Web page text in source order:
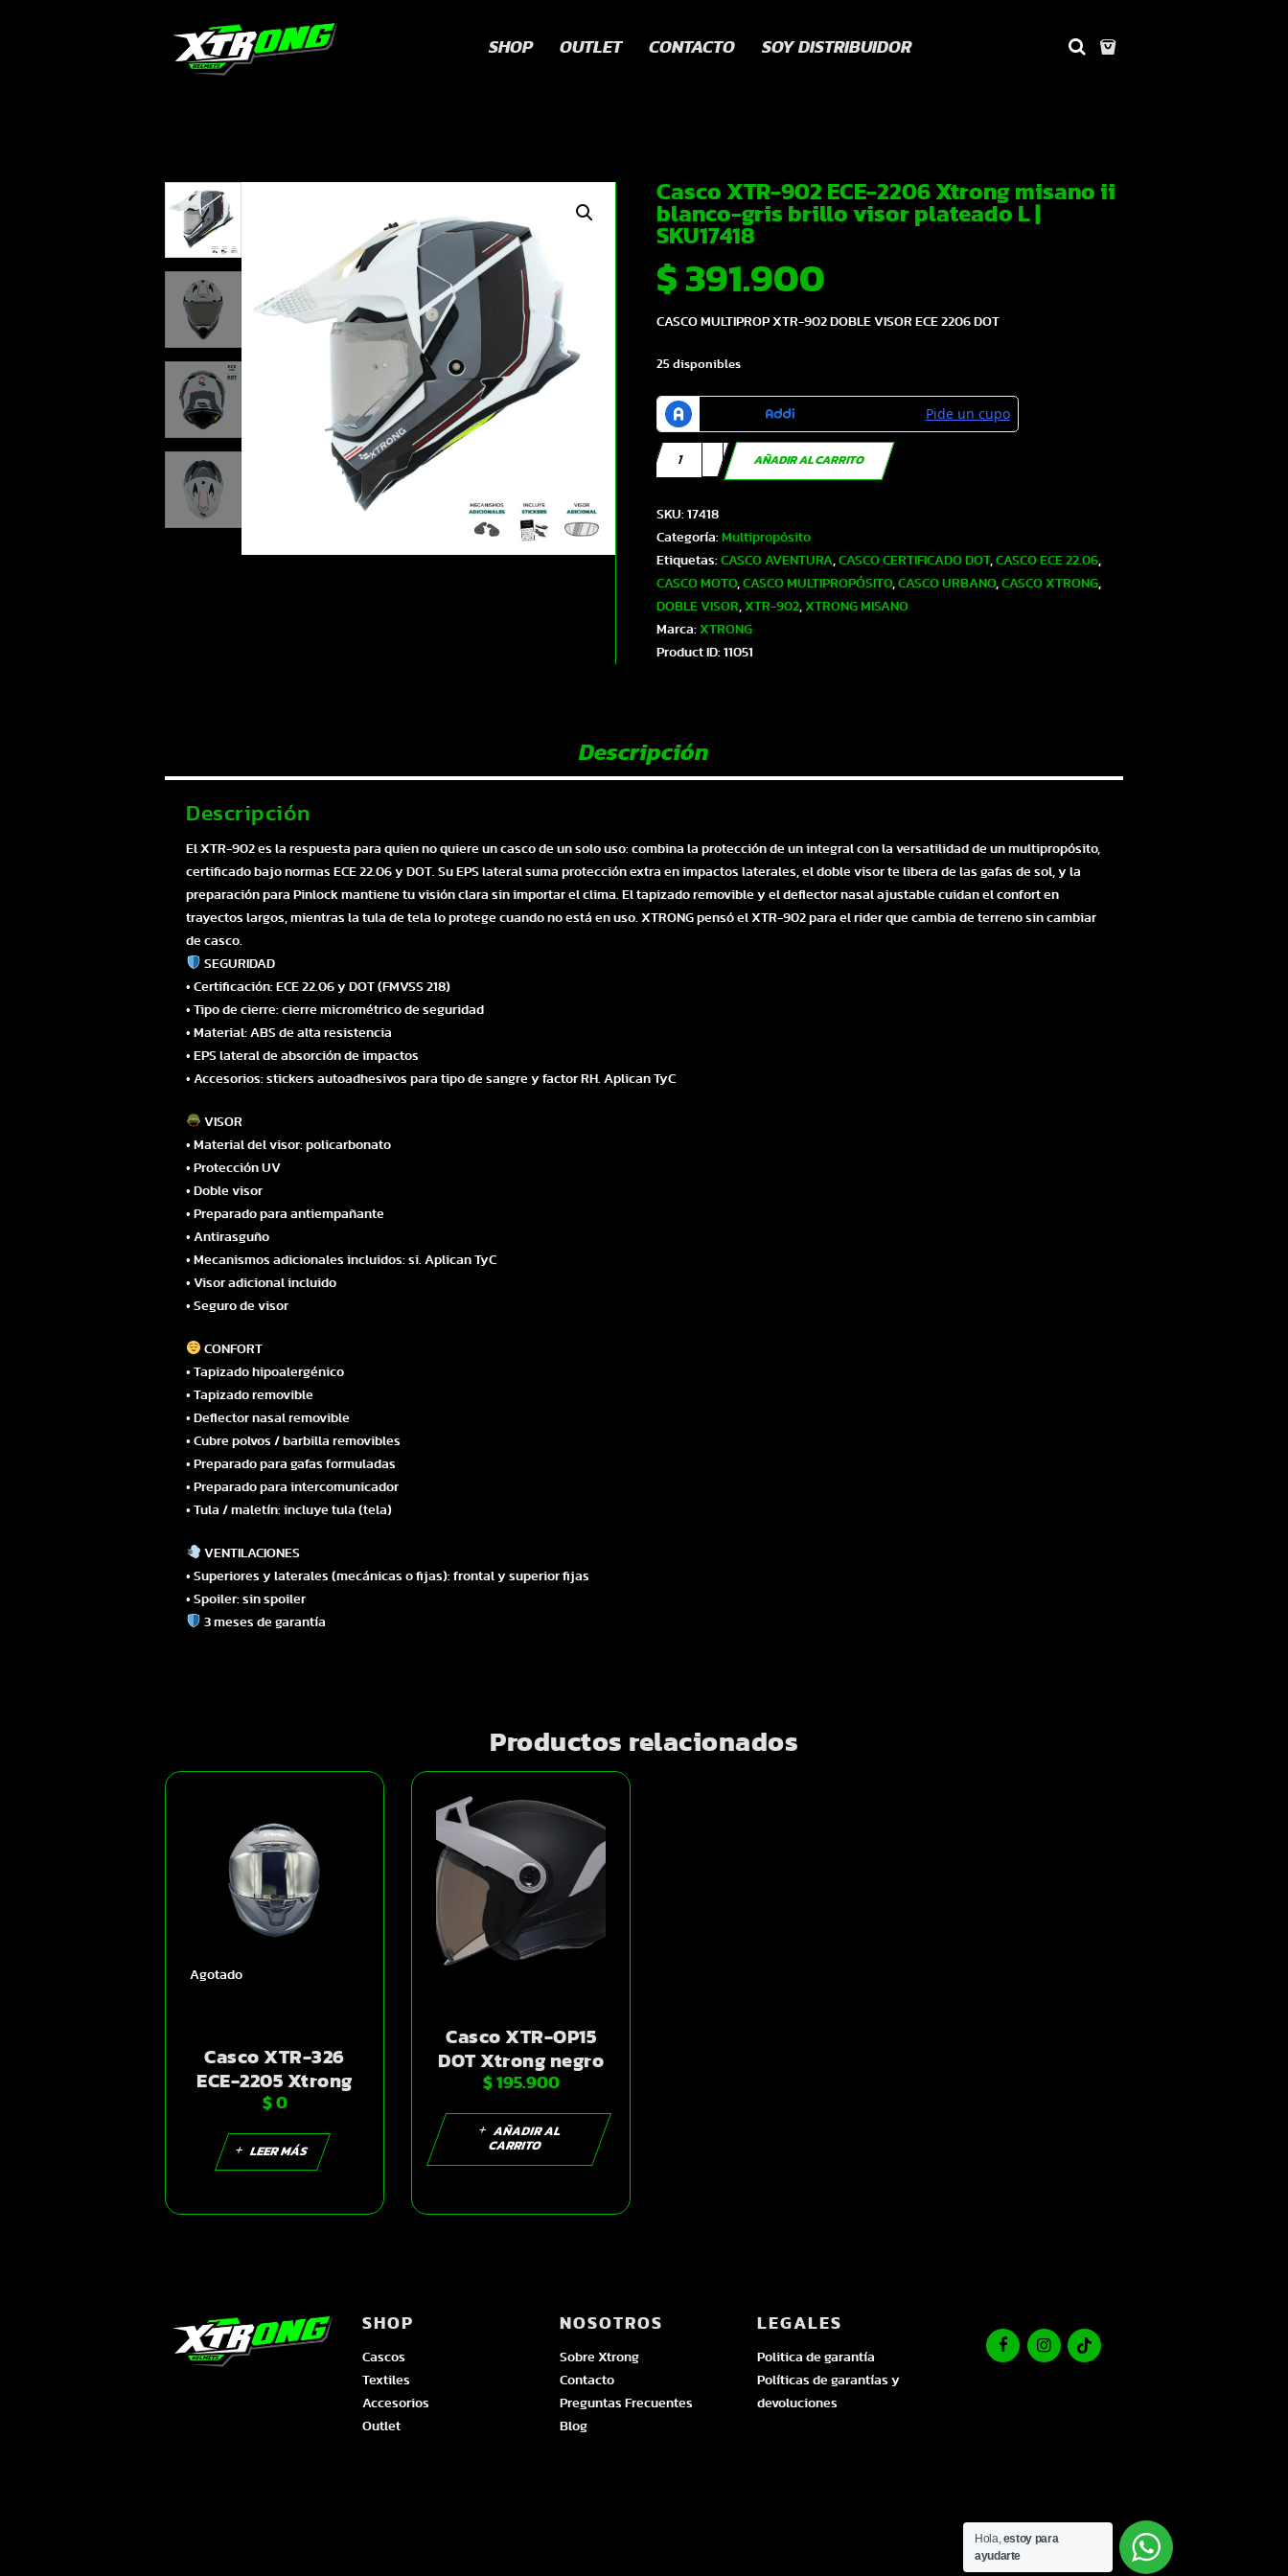
SHOP OUTLET CONTACTO SOY DISTRIBUIDOR
Casco XTR-902 ECE-2206 Xtrong misano ii
blanco-gris brillo visor plateado L |
SKU17418
$ 391.900
CASCO MULTIPROP XTR-902 DOBLE VISOR ECE 2206 DOT
25 disponibles
Casco
XTR-
ECE-
2206
Xtrong
misano
ii
blanco-
gris
L
|
AÑADIR AL CARRITO
SKU: 17418
Categoría: Multipropósito
Etiquetas: CASCO AVENTURA, CASCO CERTIFICADO DOT, CASCO ECE 22.06,
CASCO MOTO, CASCO MULTIPROPÓSITO, CASCO URBANO, CASCO XTRONG,
DOBLE VISOR, XTR-902, XTRONG MISANO
Marca: XTRONG
Product ID: 11051
Descripción
Descripción
El XTR-902 es la respuesta para quien no quiere un casco de un solo uso: combina la protección de un integral con la versatilidad de un multipropósito,
certificado bajo normas ECE 22.06 y DOT. Su EPS lateral suma protección extra en impactos laterales, el doble visor te libera de las gafas de sol, y la
preparación para Pinlock mantiene tu visión clara sin importar el clima. El tapizado removible y el deflector nasal ajustable cuidan el confort en
trayectos largos, mientras la tula de tela lo protege cuando no está en uso. XTRONG pensó el XTR-902 para el rider que cambia de terreno sin cambiar
de casco.
SEGURIDAD
• Certificación: ECE 22.06 y DOT (FMVSS 218)
• Tipo de cierre: cierre micrométrico de seguridad
• Material: ABS de alta resistencia
• EPS lateral de absorción de impactos
• Accesorios: stickers autoadhesivos para tipo de sangre y factor RH. Aplican TyC
VISOR
• Material del visor: policarbonato
• Protección UV
• Doble visor
• Preparado para antiempañante
• Antirasguño
• Mecanismos adicionales incluidos: si. Aplican TyC
• Visor adicional incluido
• Seguro de visor
CONFORT
• Tapizado hipoalergénico
• Tapizado removible
• Deflector nasal removible
• Cubre polvos / barbilla removibles
• Preparado para gafas formuladas
• Preparado para intercomunicador
• Tula / maletín: incluye tula (tela)
VENTILACIONES
• Superiores y laterales (mecánicas o fijas): frontal y superior fijas
• Spoiler: sin spoiler
3 meses de garantía
Productos relacionados
Agotado
Casco XTR-326
ECE-2205 Xtrong
gris-oscuro mate
SP negro-mate
visor plateado L |
SKU16175
$0
LEER MÁS
Casco XTR-OP15
DOT Xtrong negro
mate SP gris-
mate visor humo
XL | SKU15629
$195.900
AÑADIR AL
CARRITO
SHOP
Cascos
Textiles
Accesorios
Outlet
NOSOTROS
Sobre Xtrong
Contacto
Preguntas Frecuentes
Blog
LEGALES
Politica de garantía
Políticas de garantías y
devoluciones
Hola,estoy para
ayudarte